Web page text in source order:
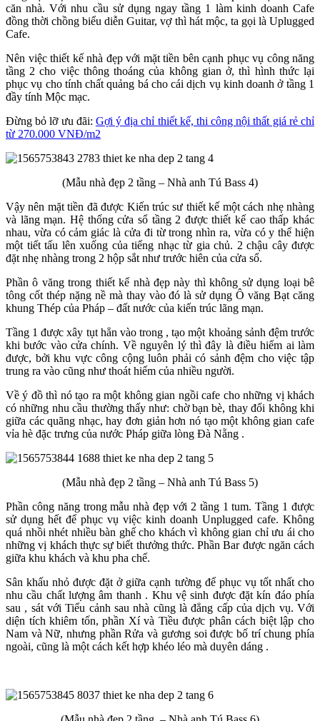
căn nhà. Với nhu cầu sử dụng ngay tầng 1 làm kinh doanh Cafe
đồng thời chồng biểu diễn Guitar, vợ thì hát mộc, ta gọi là Uplugged
Cafe.
Nên việc thiết kế nhà đẹp với mặt tiền bên cạnh phục vụ công năng
tầng 2 cho việc thông thoáng của không gian ở, thì hình thức lại
phục vụ cho tính chất quảng bá cho cái dịch vụ kinh doanh ở tầng 1
đầy tính Mộc mạc.
Đừng bỏ lỡ ưu đãi: Gợi ý địa chỉ thiết kế, thi công nội thất giá rẻ chỉ
từ 270.000 VNĐ/m2
(Mẫu nhà đẹp 2 tầng – Nhà anh Tú Bass 4)
Vậy nên mặt tiền đã được Kiến trúc sư thiết kế một cách nhẹ nhàng
và lãng mạn. Hệ thống cửa sổ tầng 2 được thiết kế cao thấp khác
nhau, vừa có cảm giác là cửa đi từ trong nhìn ra, vừa có y thể hiện
một tiết tấu lên xuống của tiếng nhạc từ gia chủ. 2 chậu cây được
đặt nhẹ nhàng trong 2 hộp sắt như trước hiên của cửa sổ.
Phần ô văng trong thiết kế nhà đẹp này thì không sử dụng loại bê
tông cốt thép nặng nề mà thay vào đó là sử dụng Ô văng Bạt căng
khung Thép của Pháp – đất nước của kiến trúc lãng mạn.
Tầng 1 được xây tụt hẳn vào trong , tạo một khoảng sảnh đệm trước
khi bước vào cửa chính. Về nguyên lý thì đây là điều hiếm ai làm
được, bởi khu vực công cộng luôn phải có sảnh đệm cho việc tập
trung ra vào cũng như thoát hiểm của nhiều người.
Về ý đồ thì nó tạo ra một không gian ngồi cafe cho những vị khách
có những nhu cầu thường thấy như: chờ bạn bè, thay đổi không khi
giữa các quãng nhạc, hay đơn giản hơn nó tạo một không gian cafe
vỉa hè đặc trưng của nước Pháp giữa lòng Đà Nẵng .
(Mẫu nhà đẹp 2 tầng – Nhà anh Tú Bass 5)
Phần công năng trong mẫu nhà đẹp với 2 tầng 1 tum. Tầng 1 được
sử dụng hết để phục vụ việc kinh doanh Unplugged cafe. Không
quá nhồi nhét nhiều bàn ghế cho khách vì không gian chỉ ưu ái cho
những vị khách thực sự biết thưởng thức. Phần Bar được ngăn cách
giữa khu khách và khu pha chế.
Sân khấu nhỏ được đặt ở giữa cạnh tường để phục vụ tốt nhất cho
nhu cầu chất lượng âm thanh . Khu vệ sinh được đặt kín đáo phía
sau , sát với Tiểu cảnh sau nhà cũng là đẳng cấp của dịch vụ. Với
diện tích khiêm tốn, phần Xí và Tiều được phân cách biệt lập cho
Nam và Nữ, nhưng phần Rửa và gương soi được bố trí chung phía
ngoài, cũng là một cách kết hợp khéo léo mà duyên dáng .